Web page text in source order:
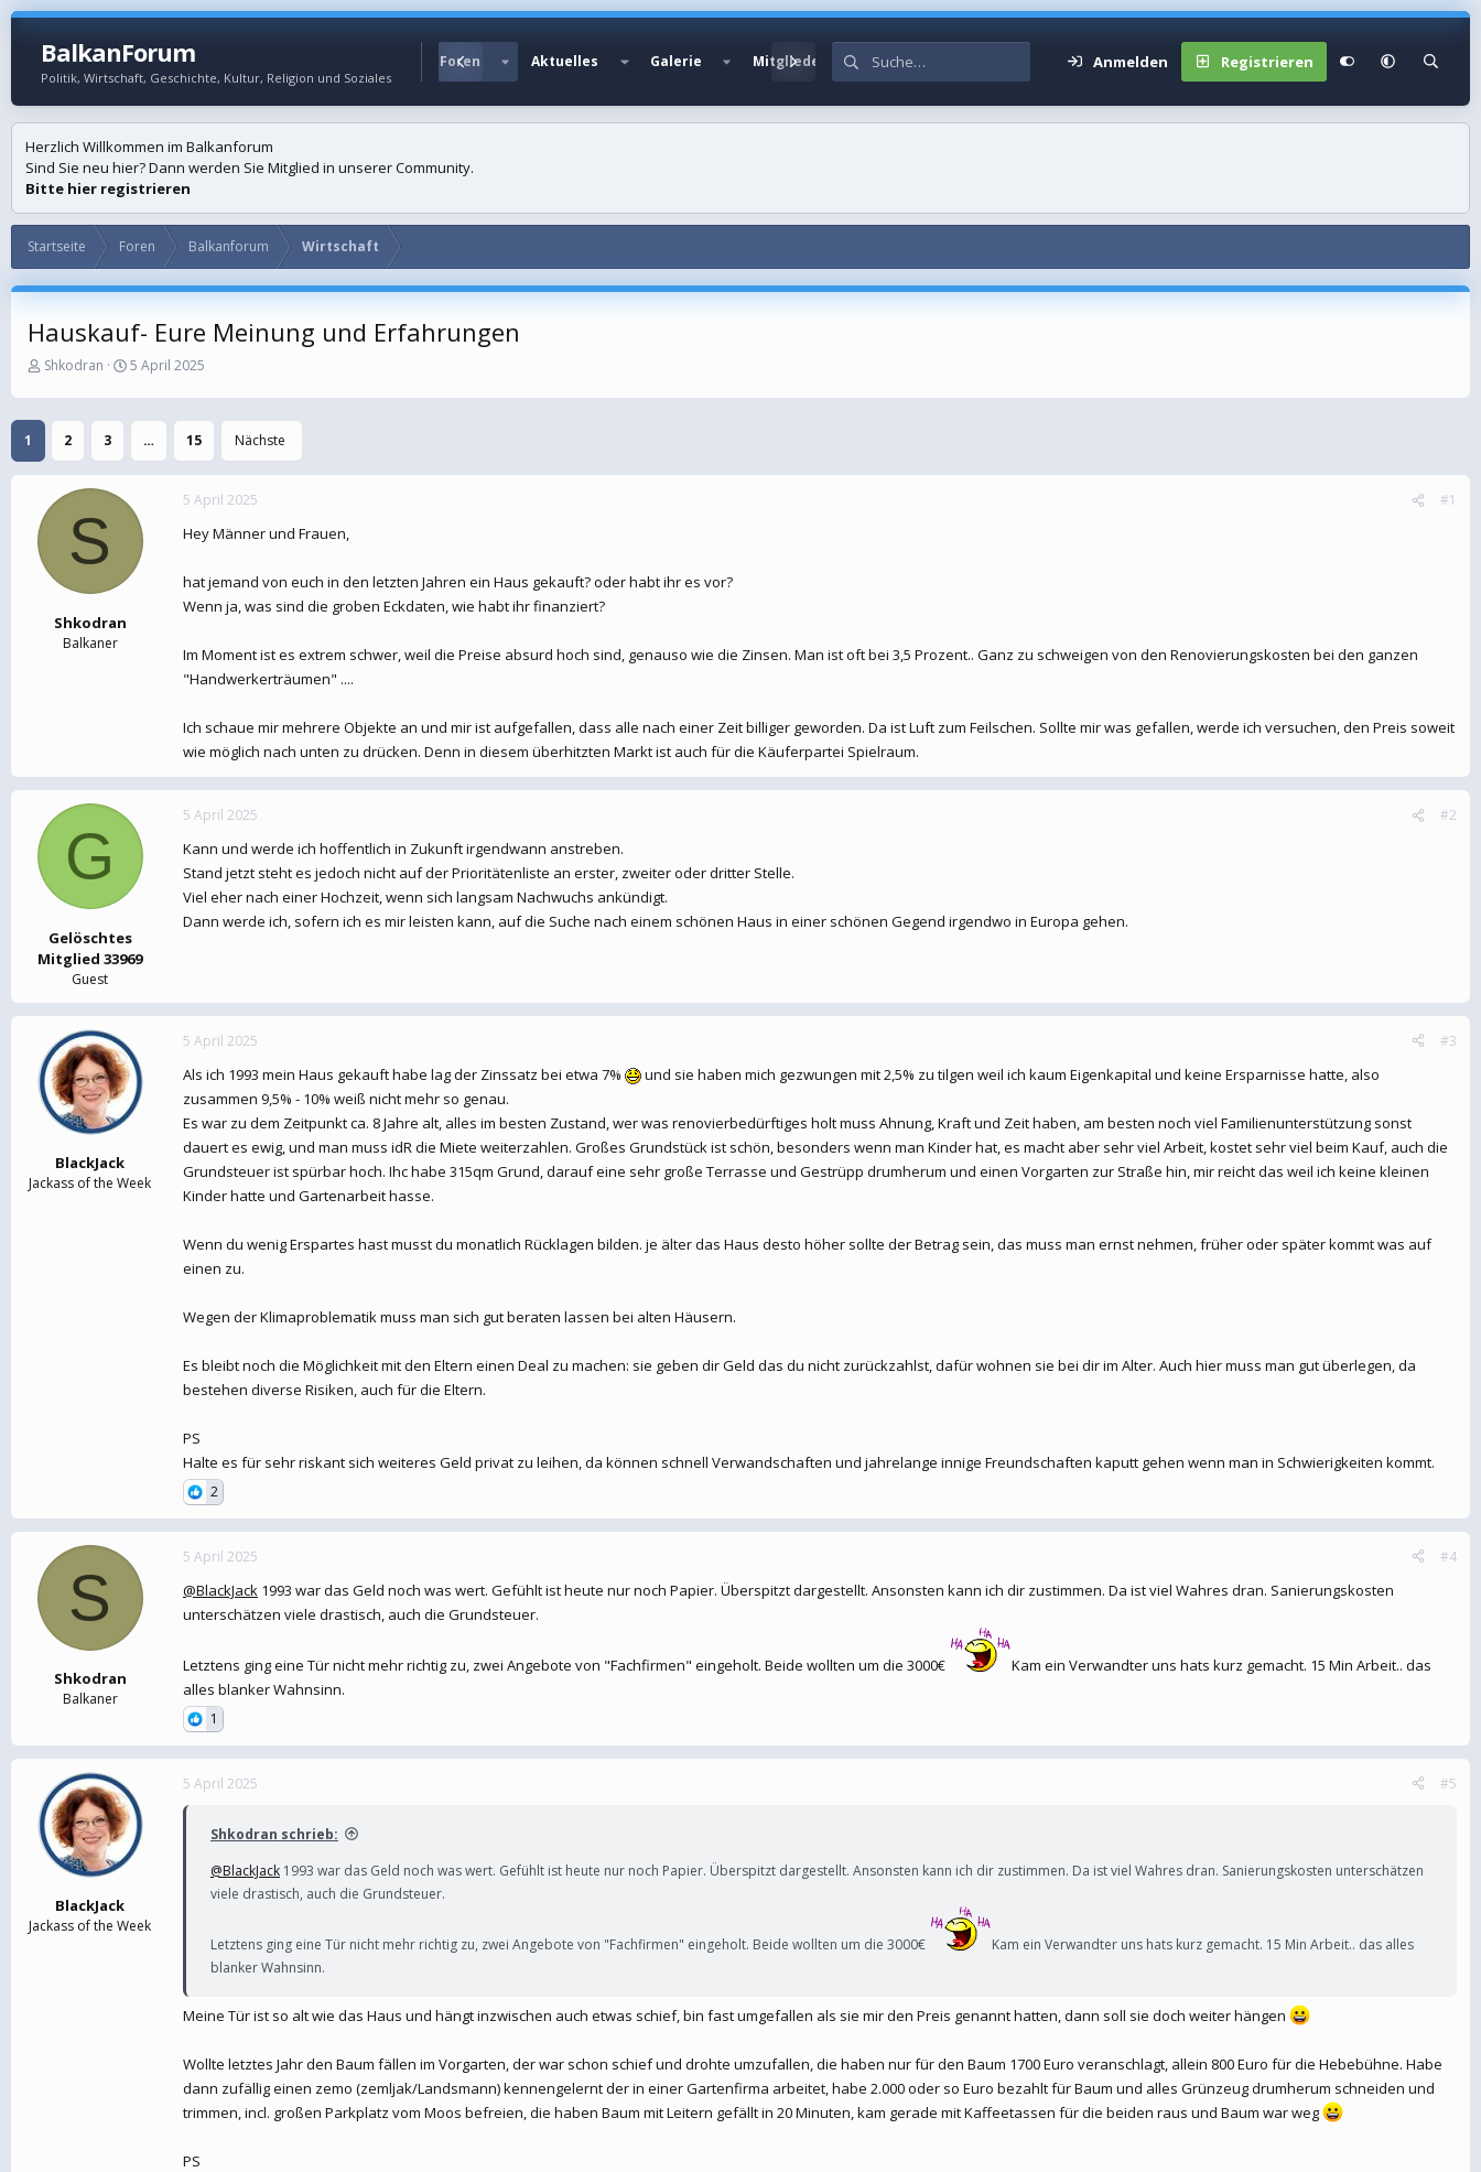
BalkanForum
Politik, Wirtschaft, Geschichte, Kultur, Religion und Soziales
Foren Aktuelles Galerie Mitglieder Anmelden Registrieren
Herzlich Willkommen im Balkanforum
Sind Sie neu hier? Dann werden Sie Mitglied in unserer Community.
Bitte hier registrieren
Startseite Foren Balkanforum Wirtschaft
Hauskauf- Eure Meinung und Erfahrungen
E
s
t
l
e
r
Shkodran
E
s
t
t
5 April 2025
1 2 3 … 15 Nächste
S
Shkodran
Balkaner
5 April 2025 #1
Hey Männer und Frauen,
hat jemand von euch in den letzten Jahren ein Haus gekauft? oder habt ihr es vor?
Wenn ja, was sind die groben Eckdaten, wie habt ihr finanziert?
Im Moment ist es extrem schwer, weil die Preise absurd hoch sind, genauso wie die Zinsen. Man ist oft bei 3,5 Prozent.. Ganz zu schweigen von den Renovierungskosten bei den ganzen
"Handwerkerträumen" ....
Ich schaue mir mehrere Objekte an und mir ist aufgefallen, dass alle nach einer Zeit billiger geworden. Da ist Luft zum Feilschen. Sollte mir was gefallen, werde ich versuchen, den Preis soweit
wie möglich nach unten zu drücken. Denn in diesem überhitzten Markt ist auch für die Käuferpartei Spielraum.
G
Gelöschtes
Mitglied 33969
Guest
5 April 2025 #2
Kann und werde ich hoffentlich in Zukunft irgendwann anstreben.
Stand jetzt steht es jedoch nicht auf der Prioritätenliste an erster, zweiter oder dritter Stelle.
Viel eher nach einer Hochzeit, wenn sich langsam Nachwuchs ankündigt.
Dann werde ich, sofern ich es mir leisten kann, auf die Suche nach einem schönen Haus in einer schönen Gegend irgendwo in Europa gehen.
BlackJack
Jackass of the Week
5 April 2025 #3
Als ich 1993 mein Haus gekauft habe lag der Zinssatz bei etwa 7%
und sie haben mich gezwungen mit 2,5% zu tilgen weil ich kaum Eigenkapital und keine Ersparnisse hatte, also
zusammen 9,5% - 10% weiß nicht mehr so genau.
Es war zu dem Zeitpunkt ca. 8 Jahre alt, alles im besten Zustand, wer was renovierbedürftiges holt muss Ahnung, Kraft und Zeit haben, am besten noch viel Familienunterstützung sonst
dauert es ewig, und man muss idR die Miete weiterzahlen. Großes Grundstück ist schön, besonders wenn man Kinder hat, es macht aber sehr viel Arbeit, kostet sehr viel beim Kauf, auch die
Grundsteuer ist spürbar hoch. Ihc habe 315qm Grund, darauf eine sehr große Terrasse und Gestrüpp drumherum und einen Vorgarten zur Straße hin, mir reicht das weil ich keine kleinen
Kinder hatte und Gartenarbeit hasse.
Wenn du wenig Erspartes hast musst du monatlich Rücklagen bilden. je älter das Haus desto höher sollte der Betrag sein, das muss man ernst nehmen, früher oder später kommt was auf
einen zu.
Wegen der Klimaproblematik muss man sich gut beraten lassen bei alten Häusern.
Es bleibt noch die Möglichkeit mit den Eltern einen Deal zu machen: sie geben dir Geld das du nicht zurückzahlst, dafür wohnen sie bei dir im Alter. Auch hier muss man gut überlegen, da
bestehen diverse Risiken, auch für die Eltern.
PS
Halte es für sehr riskant sich weiteres Geld privat zu leihen, da können schnell Verwandschaften und jahrelange innige Freundschaften kaputt gehen wenn man in Schwierigkeiten kommt.
2
S
Shkodran
Balkaner
5 April 2025 #4
@BlackJack 1993 war das Geld noch was wert. Gefühlt ist heute nur noch Papier. Überspitzt dargestellt. Ansonsten kann ich dir zustimmen. Da ist viel Wahres dran. Sanierungskosten
unterschätzen viele drastisch, auch die Grundsteuer.
Letztens ging eine Tür nicht mehr richtig zu, zwei Angebote von "Fachfirmen" eingeholt. Beide wollten um die 3000€
Kam ein Verwandter uns hats kurz gemacht. 15 Min Arbeit.. das
alles blanker Wahnsinn.
1
BlackJack
Jackass of the Week
5 April 2025 #5
Shkodran schrieb:
@BlackJack 1993 war das Geld noch was wert. Gefühlt ist heute nur noch Papier. Überspitzt dargestellt. Ansonsten kann ich dir zustimmen. Da ist viel Wahres dran. Sanierungskosten unterschätzen
viele drastisch, auch die Grundsteuer.
Letztens ging eine Tür nicht mehr richtig zu, zwei Angebote von "Fachfirmen" eingeholt. Beide wollten um die 3000€
Kam ein Verwandter uns hats kurz gemacht. 15 Min Arbeit.. das alles
blanker Wahnsinn.
Meine Tür ist so alt wie das Haus und hängt inzwischen auch etwas schief, bin fast umgefallen als sie mir den Preis genannt hatten, dann soll sie doch weiter hängen
Wollte letztes Jahr den Baum fällen im Vorgarten, der war schon schief und drohte umzufallen, die haben nur für den Baum 1700 Euro veranschlagt, allein 800 Euro für die Hebebühne. Habe
dann zufällig einen zemo (zemljak/Landsmann) kennengelernt der in einer Gartenfirma arbeitet, habe 2.000 oder so Euro bezahlt für Baum und alles Grünzeug drumherum schneiden und
trimmen, incl. großen Parkplatz vom Moos befreien, die haben Baum mit Leitern gefällt in 20 Minuten, kam gerade mit Kaffeetassen für die beiden raus und Baum war weg
PS